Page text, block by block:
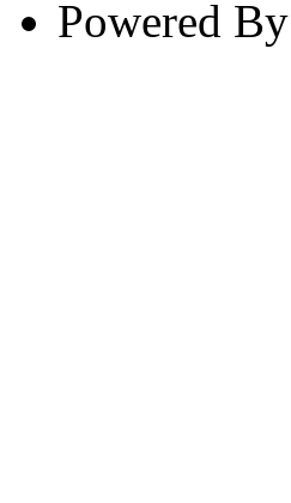
Powered By